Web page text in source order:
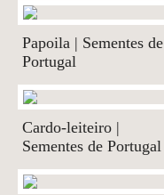
Papoila | Sementes de
Portugal
Cardo-leiteiro |
Sementes de Portugal